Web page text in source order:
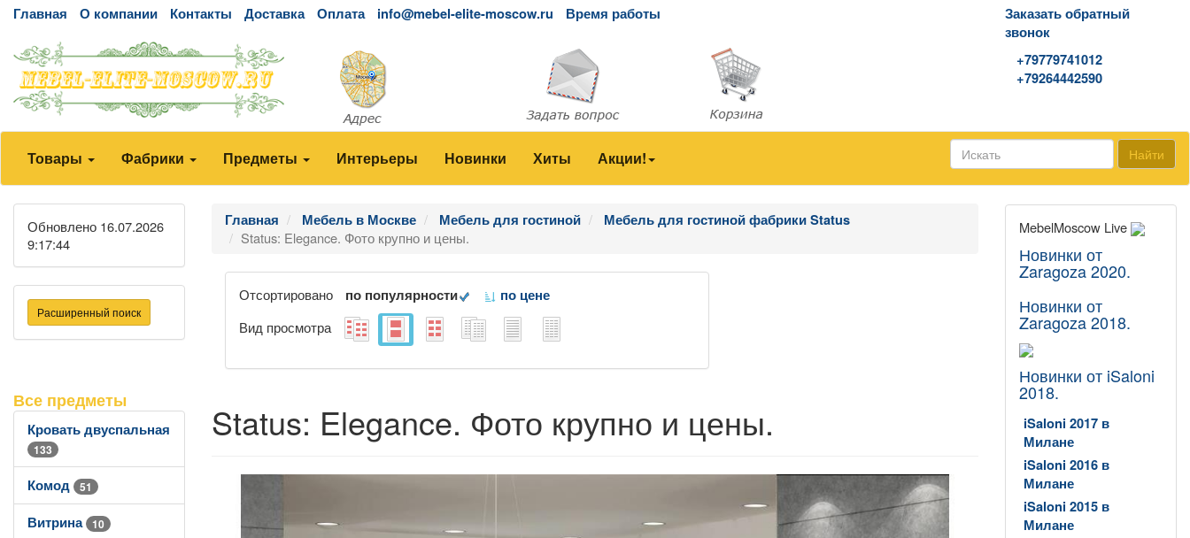
Главная О компании Контакты Доставка Оплата info@mebel-elite-moscow.ru Время работы
Заказать обратный
звонок
+79779741012
+79264442590
Товары Фабрики Предметы Интерьеры Новинки Хиты Акции! Найти
Обновлено 16.07.2026
9:17:44
Расширенный поиск
Все предметы
Кровать двуспальная
133
Комод 51
Витрина 10
Главная Мебель в Москве Мебель для гостиной
Мебель для гостиной фабрики Status
Status: Elegance. Фото крупно и цены.
Отсортировано по популярности
по цене
Вид просмотра
Status: Elegance. Фото крупно и цены.
MebelMoscow Live
Новинки от
Zaragoza 2020.
Новинки от
Zaragoza 2018.
Новинки от iSaloni
2018.
iSaloni 2017 в
Милане
iSaloni 2016 в
Милане
iSaloni 2015 в
Милане